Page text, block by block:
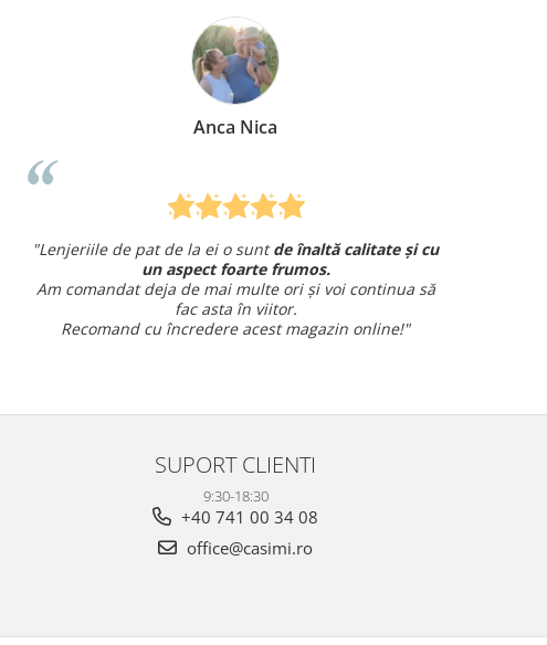
Mirela Vermesan
Am comandat o lenjerie de pat pentru cadou
și am avut o întrebare șiam primit un răspuns rapid și
amabil.
Sunt foarte mulțumită!
SUPORT CLIENTI
9:30-18:30
+40 741 00 34 08
office@casimi.ro